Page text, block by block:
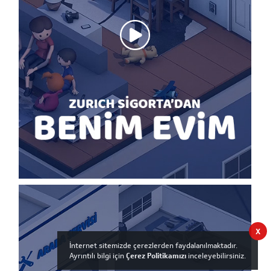
X
İnternet sitemizde çerezlerden faydalanılmaktadır.
Ayrıntılı bilgi içinÇerez Politikamızıinceleyebilirsiniz.